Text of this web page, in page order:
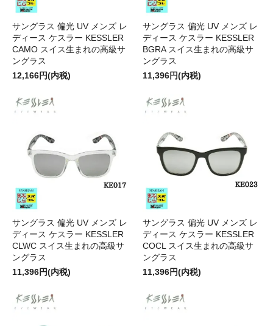
サングラス 偏光 UV メンズ レ
ディース ケスラー KESSLER
CAMO スイス生まれの高級サ
ングラス
12,166円(内税)
サングラス 偏光 UV メンズ レ
ディース ケスラー KESSLER
BGRA スイス生まれの高級サ
ングラス
11,396円(内税)
サングラス 偏光 UV メンズ レ
ディース ケスラー KESSLER
CLWC スイス生まれの高級サ
ングラス
11,396円(内税)
サングラス 偏光 UV メンズ レ
ディース ケスラー KESSLER
COCL スイス生まれの高級サ
ングラス
11,396円(内税)